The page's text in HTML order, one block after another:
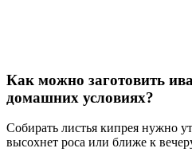
Как можно заготовить
домашних условиях?
Собирать листья кипрея нужно
высохнет роса или ближе к